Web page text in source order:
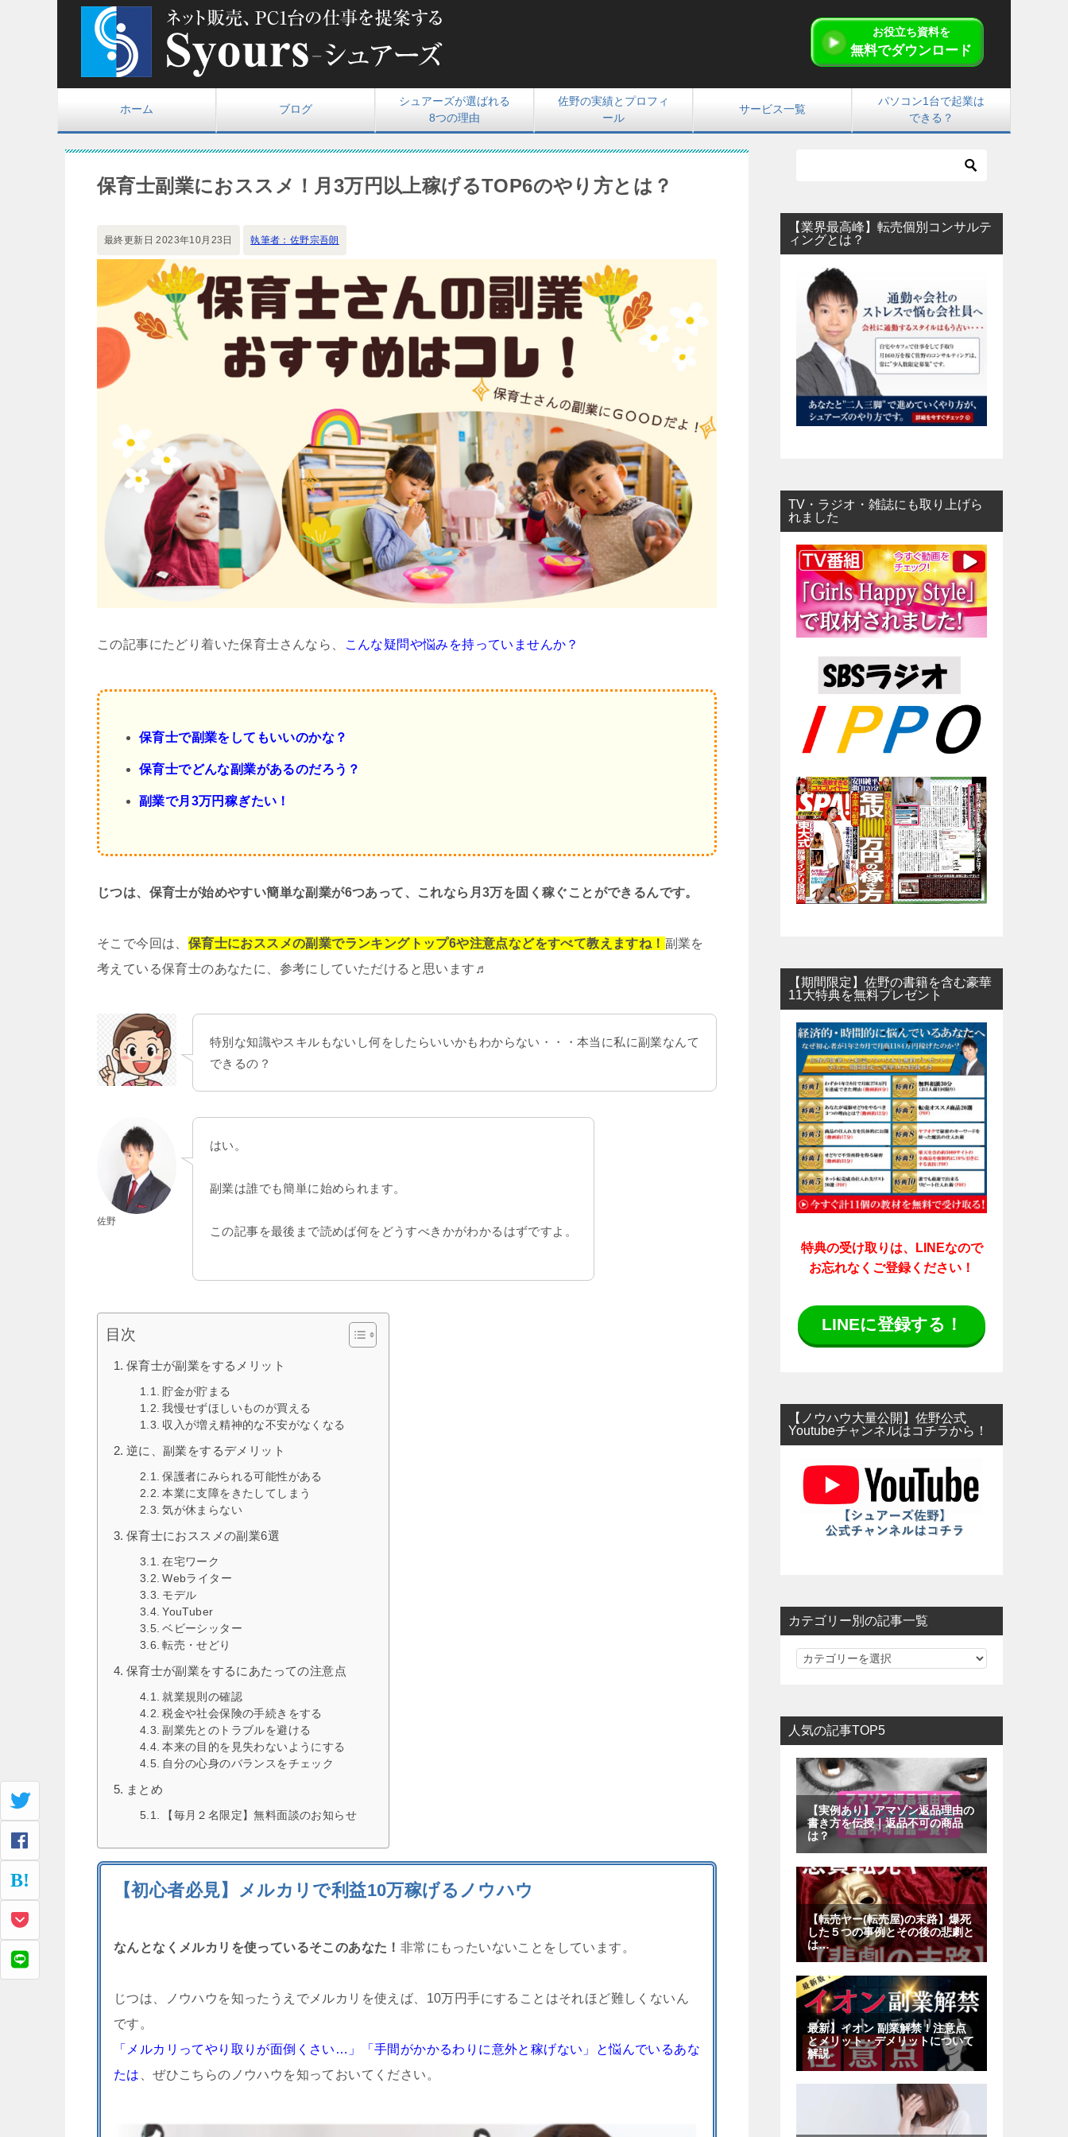
お役立ち資料を
無料でダウンロード
ホーム ブログ
シュアーズが選ばれる
8つの理由
佐野の実績とプロフィ
ール
サービス一覧
パソコン1台で起業は
できる？
保育士副業におススメ！月3万円以上稼げるTOP6のやり方とは？
最終更新日2023年10月23日 執筆者：佐野宗吾朗
この記事にたどり着いた保育士さんなら、 こんな疑問や悩みを持っていませんか？
保育士で副業をしてもいいのかな？
保育士でどんな副業があるのだろう？
副業で月3万円稼ぎたい ！
じつは、保育士が始めやすい簡単な副業が6つあって、これなら月3万を 固く稼ぐことができるんです。
そこで今回は、 保育士におススメの副業でランキングトップ6や注意点などをすべて教えますね！ 副業を
考えている保育士のあなたに、参考にしていただけると思います♬
特別な知識やスキルもないし何をしたらいいかもわからない・・・本当に私に副業なんて
できるの？
佐野
はい。
副業は誰でも簡単に始められます。
この記事を最後まで読めば何をどうすべきかがわかるはずですよ。
目次
保育士が副業をするメリット
貯金が貯まる
我慢せずほしいものが買える
収入が増え精神的な不安がなくなる
逆に、副業をするデメリット
保護者にみられる可能性がある
本業に支障をきたしてしまう
気が休まらない
保育士におススメの副業6選
在宅ワーク
Webライター
モデル
YouTuber
ベビーシッター
転売・せどり
保育士が副業をするにあたっての注意点
就業規則の確認
税金や社会保険の手続きをする
副業先とのトラブルを避ける
本来の目的を見失わないようにする
自分の心身のバランスをチェック
まとめ
【毎月２名限定】無料面談のお知らせ
【初心者必見】メルカリで利益10万稼げるノウハウ
なんとなくメルカリを使っているそこのあなた！ 非常にもったいないことをしています。
じつは、ノウハウを知ったうえでメルカリを使えば、10万円手にすることはそれほど難しくないん
です。
「メルカリってやり取りが面倒くさい…」「手間がかかるわりに意外と稼げない」と悩んでいるあな
たは
、ぜひこちらのノウハウを知っておいてください。
【業界最高峰】転売個別コンサルテ
ィングとは？
TV・ラジオ・雑誌にも取り上げら
れました
【期間限定】佐野の書籍を含む豪華
11大特典を無料プレゼント
特典の受け取りは、LINEなので
お忘れなくご登録ください！
LINEに登録する！
【ノウハウ大量公開】佐野公式
Youtubeチャンネルはコチラから！
カテゴリー別の記事一覧
カ
リ
ー
別
の
記
覧
人気の記事TOP5